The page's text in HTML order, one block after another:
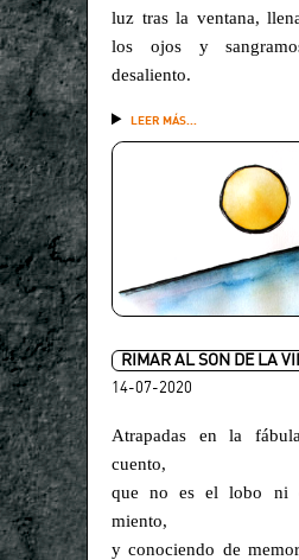
luz tras la ventana,
los ojos y
desaliento.
LEER MÁS...
RIMAR AL SON DE LA
14-07-2020
Atrapadas en la
cuento,
que no es el lobo ni
miento,
y conociendo de